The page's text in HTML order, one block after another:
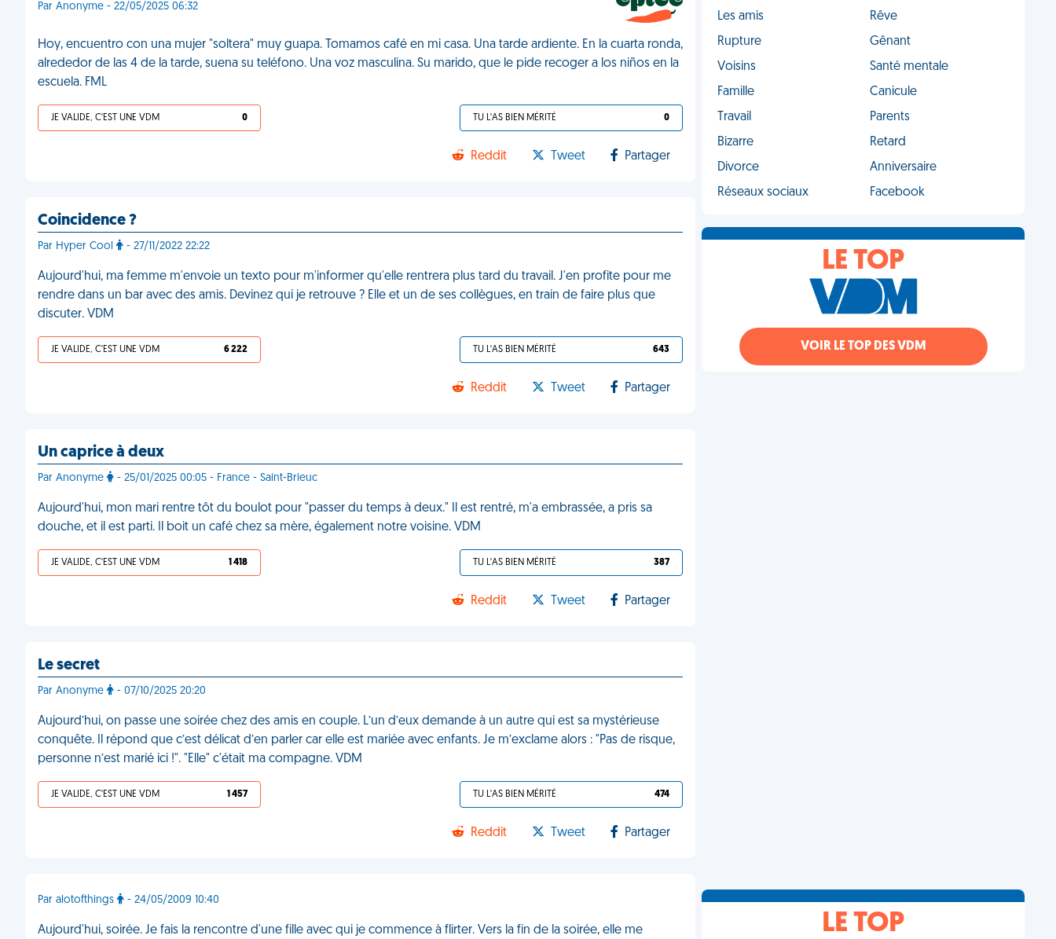
Par Anonyme - 22/05/2025 06:32
Hoy, encuentro con una mujer "soltera" muy guapa. Tomamos café en mi casa. Una tarde ardiente. En la cuarta ronda,
alrededor de las 4 de la tarde, suena su teléfono. Una voz masculina. Su marido, que le pide recoger a los niños en la
escuela. FML
JE VALIDE, C'EST UNE VDM 0 TU L'AS BIEN MÉRITÉ 0
Reddit Tweet Partager
Coincidence ?
Par Hyper Cool - 27/11/2022 22:22
Aujourd'hui, ma femme m'envoie un texto pour m'informer qu'elle rentrera plus tard du travail. J'en profite pour me
rendre dans un bar avec des amis. Devinez qui je retrouve ? Elle et un de ses collègues, en train de faire plus que
discuter. VDM
JE VALIDE, C'EST UNE VDM 6 222 TU L'AS BIEN MÉRITÉ 643
Reddit Tweet Partager
Un caprice à deux
Par Anonyme - 25/01/2025 00:05 - France - Saint-Brieuc
Aujourd'hui, mon mari rentre tôt du boulot pour "passer du temps à deux." Il est rentré, m'a embrassée, a pris sa
douche, et il est parti. Il boit un café chez sa mère, également notre voisine. VDM
JE VALIDE, C'EST UNE VDM 1 418 TU L'AS BIEN MÉRITÉ 387
Reddit Tweet Partager
Le secret
Par Anonyme - 07/10/2025 20:20
Aujourd’hui, on passe une soirée chez des amis en couple. L’un d’eux demande à un autre qui est sa mystérieuse
conquête. Il répond que c’est délicat d’en parler car elle est mariée avec enfants. Je m’exclame alors : "Pas de risque,
personne n’est marié ici !". "Elle" c'était ma compagne. VDM
JE VALIDE, C'EST UNE VDM 1 457 TU L'AS BIEN MÉRITÉ 474
Reddit Tweet Partager
Par alotofthings - 24/05/2009 10:40
Aujourd'hui, soirée. Je fais la rencontre d'une fille avec qui je commence à flirter. Vers la fin de la soirée, elle me
Les amis
Rêve
Rupture
Gênant
Voisins
Santé mentale
Famille
Canicule
Travail
Parents
Bizarre
Retard
Divorce
Anniversaire
Réseaux sociaux
Facebook
LE TOP
VOIR LE TOP DES VDM
LE TOP